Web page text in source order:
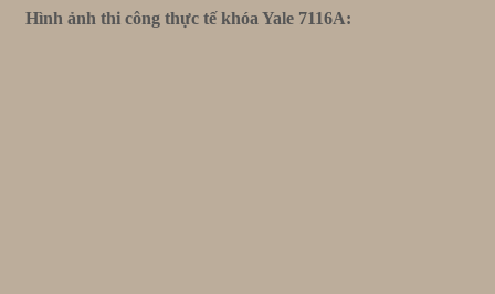
Hình ảnh thi công thực tế khóa Yale 7116A: